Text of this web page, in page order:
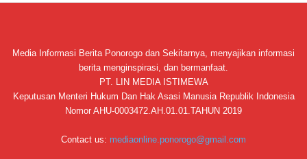
Media Informasi Berita Ponorogo dan Sekitarnya, menyajikan informasi
berita menginspirasi, dan bermanfaat.
PT. LIN MEDIA ISTIMEWA
Keputusan Menteri Hukum Dan Hak Asasi Manusia Republik Indonesia
Nomor AHU-0003472.AH.01.01.TAHUN 2019
Contact us: mediaonline.ponorogo@gmail.com